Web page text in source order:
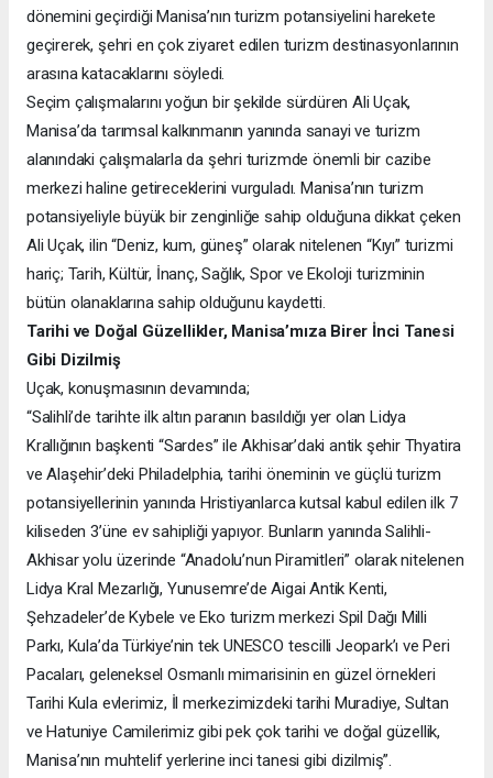
dönemini geçirdiği Manisa’nın turizm potansiyelini harekete
geçirerek, şehri en çok ziyaret edilen turizm destinasyonlarının
arasına katacaklarını söyledi.
Seçim çalışmalarını yoğun bir şekilde sürdüren Ali Uçak,
Manisa’da tarımsal kalkınmanın yanında sanayi ve turizm
alanındaki çalışmalarla da şehri turizmde önemli bir cazibe
merkezi haline getireceklerini vurguladı. Manisa’nın turizm
potansiyeliyle büyük bir zenginliğe sahip olduğuna dikkat çeken
Ali Uçak, ilin “Deniz, kum, güneş” olarak nitelenen “Kıyı” turizmi
hariç; Tarih, Kültür, İnanç, Sağlık, Spor ve Ekoloji turizminin
bütün olanaklarına sahip olduğunu kaydetti.
Tarihi ve Doğal Güzellikler, Manisa’mıza Birer İnci Tanesi
Gibi Dizilmiş
Uçak, konuşmasının devamında;
“Salihli’de tarihte ilk altın paranın basıldığı yer olan Lidya
Krallığının başkenti “Sardes” ile Akhisar’daki antik şehir Thyatira
ve Alaşehir’deki Philadelphia, tarihi öneminin ve güçlü turizm
potansiyellerinin yanında Hristiyanlarca kutsal kabul edilen ilk 7
kiliseden 3’üne ev sahipliği yapıyor. Bunların yanında Salihli-
Akhisar yolu üzerinde “Anadolu’nun Piramitleri” olarak nitelenen
Lidya Kral Mezarlığı, Yunusemre’de Aigai Antik Kenti,
Şehzadeler’de Kybele ve Eko turizm merkezi Spil Dağı Milli
Parkı, Kula’da Türkiye’nin tek UNESCO tescilli Jeopark’ı ve Peri
Pacaları, geleneksel Osmanlı mimarisinin en güzel örnekleri
Tarihi Kula evlerimiz, İl merkezimizdeki tarihi Muradiye, Sultan
ve Hatuniye Camilerimiz gibi pek çok tarihi ve doğal güzellik,
Manisa’nın muhtelif yerlerine inci tanesi gibi dizilmiş”.